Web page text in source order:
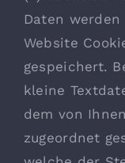
Daten
Website
gespeichert.
kleine
dem von
zugeordnet